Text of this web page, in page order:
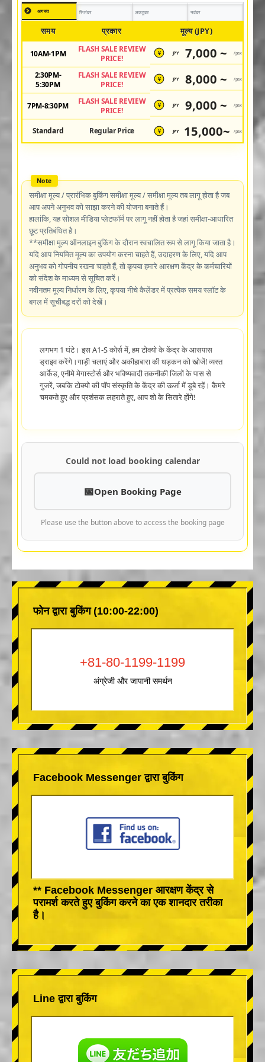
अगस्त सितंबर अक्टूबर नवंबर
समय प्रकार मूल्य (JPY)
10AM-1PM
FLASH SALE REVIEW
PRICE!
¥ JPY 7,000 ~ /pax
2:30PM-
5:30PM
FLASH SALE REVIEW
PRICE!
¥ JPY 8,000 ~ /pax
7PM-8:30PM
FLASH SALE REVIEW
PRICE!
¥ JPY 9,000 ~ /pax
Standard Regular Price ¥ JPY 15,000~ /pax
समीक्षा मूल्य / प्रारंभिक बुकिंग समीक्षा मूल्य / समीक्षा मूल्य तब लागू होता है जब
आप अपने अनुभव को साझा करने की योजना बनाते हैं।
हालांकि, यह सोशल मीडिया प्लेटफॉर्म पर लागू नहीं होता है जहां समीक्षा-आधारित
छूट प्रतिबंधित है।
**समीक्षा मूल्य ऑनलाइन बुकिंग के दौरान स्वचालित रूप से लागू किया जाता है।
यदि आप नियमित मूल्य का उपयोग करना चाहते हैं, उदाहरण के लिए, यदि आप
अनुभव को गोपनीय रखना चाहते हैं, तो कृपया हमारे आरक्षण केंद्र के कर्मचारियों
को संदेश के माध्यम से सूचित करें।
नवीनतम मूल्य निर्धारण के लिए, कृपया नीचे कैलेंडर में प्रत्येक समय स्लॉट के
बगल में सूचीबद्ध दरों को देखें।
लगभग 1 घंटे। इस A1-S कोर्स में, हम टोक्यो के केंद्र के आसपास
ड्राइव करेंगे।गाड़ी चलाएं और अकीहाबारा की धड़कन को खोजें! व्यस्त
आर्केड, एनीमे मेगास्टोर्स और भविष्यवादी तकनीकी जिलों के पास से
गुजरें, जबकि टोक्यो की पॉप संस्कृति के केंद्र की ऊर्जा में डूबे रहें। कैमरे
चमकते हुए और प्रशंसक लहराते हुए, आप शो के सितारे होंगे!
Could not load booking calendar
Open Booking Page
Please use the button above to access the booking page
फोन द्वारा बुकिंग (10:00-22:00)
+81-80-1199-1199
अंग्रेजी और जापानी समर्थन
Facebook Messenger द्वारा बुकिंग
** Facebook Messenger आरक्षण केंद्र से
परामर्श करते हुए बुकिंग करने का एक शानदार तरीका
है।
Line द्वारा बुकिंग